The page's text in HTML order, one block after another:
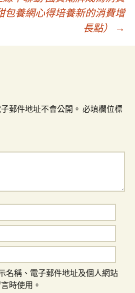
包養網心得培養新的消費增
長點）
→
郵件地址不會公開。 必填欄位標
名稱、電子郵件地址及個人網站
時使用。